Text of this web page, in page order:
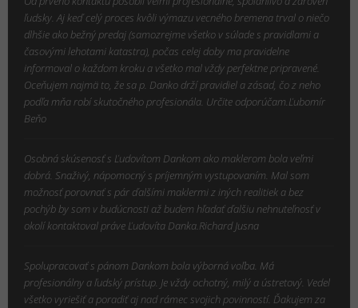
ľudsky. Aj keď celý proces kvôli výmazu vecného bremena trval o niečo
dlhšie ako bežný predaj (samozrejme všetko v súlade s pravidlami a
časovými lehotami katastra), počas celej doby ma pravidelne
informoval o každom kroku a všetko mal vždy perfektne pripravené.
Oceňujem najmä to, že sa p. Danko drží pravidiel a zásad, čo z neho
podľa mňa robí skutočného profesionála. Určite odporúčam.Ľubomír
Beňo
Osobná skúsenosť s Ľudovítom Dankom ako maklerom bola veľmi
dobrá. Snaživý, nápomocný s príjemným vystupovaním. Mal som
možnosť porovnať s pár ďalšími maklermi z iných realitiek a bez
pochýb by som v budúcnosti až budem hľadať ďalšiu nehnuteľnosť v
okolí kontaktoval práve Ľudovíta Danka.Richard Jusna
Spolupracovať s pánom Dankom bola výborná voľba. Má
profesionálny a ľudský prístup. Je vždy ochotný, milý a ústretový. Vedel
všetko vyriešiť a poradiť aj nad rámec svojich povinností. Ďakujem za